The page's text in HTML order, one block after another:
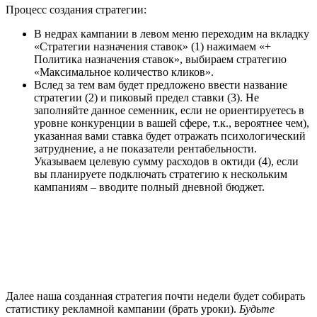
Процесс создания стратегии:
В недрах кампании в левом меню переходим на вкладку
«Стратегии назначения ставок» (1) нажимаем «+
Политика назначения ставок», выбираем стратегию
«Максимальное количество кликов».
Вслед за тем вам будет предложено ввести название
стратегии (2) и пиковый предел ставки (3). Не
заполняйте данное семенник, если не ориентируетесь в
уровне конкуренции в вашей сфере, т.к., вероятнее чем),
указанная вами ставка будет отражать психологический
затруднение, а не показатели рентабельности.
Указываем целевую сумму расходов в октиди (4), если
вы планируете подключать стратегию к нескольким
кампаниям – вводите полный дневной бюджет.
Далее наша созданная стратегия почти недели будет собирать
статистику рекламной кампании (брать уроки). Будьте